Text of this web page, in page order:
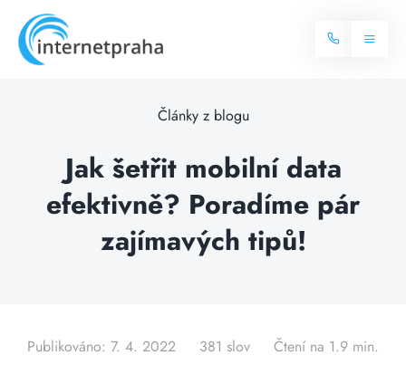
content
Toggle
Internet
Balíčky internetu
Více o internetu
Televize
Dostupnost
Články z blogu
Jak šetřit mobilní data
efektivně? Poradíme pár
zajímavých tipů!
Publikováno: 7. 4. 2022 381 slov Čtení na 1.9 min.